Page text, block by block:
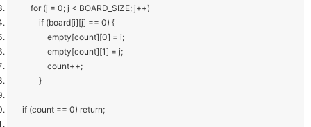
for (j = 0; j < BOARD_SIZE; j++)
if (board[i][j] == 0) {
empty[count][0] = i;
empty[count][1] = j;
count++;
}
if (count == 0) return;